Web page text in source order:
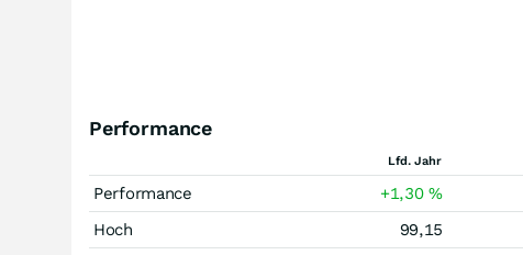
Performance
Lfd. Jahr
Performance +1,30%
Hoch
99,15